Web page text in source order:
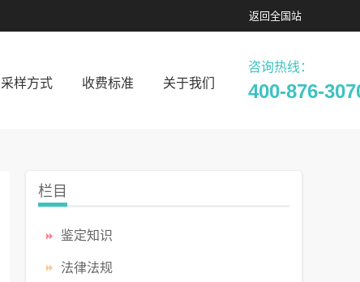
返回全国站
咨询热线：
400-876-
采样方式 收费标准 关于我们
栏目
鉴定知识
法律法规